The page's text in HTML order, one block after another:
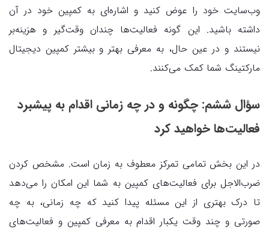
وب‌سایت خود را عوض کنید و اشاره‌ای به کمپین خود در آن
داشته باشید. این گونه فعالیت‌ها چندان وقت‌گیر و هزینه‌بر
نیستند و در عین حال، به معرفی بهتر و بیشتر کمپین دیجیتال
مارکتینگ شما کمک می‌کنند.
سؤال ششم: چگونه و در چه زمانی اقدام به پیشبرد
فعالیت‌ها خواهید کرد
در این بخش تمامی تمرکز معطوف به زمان است. مشخص کردن
ضرب‌الاجل برای فعالیت‌های کمپین به شما این امکان را می‌دهد
تا درک بهتری از این مسئله پیدا کنید که چه زمانی، به چه
صورتی و چند وقت یکبار اقدام به معرفی کمپین و فعالیت‌های